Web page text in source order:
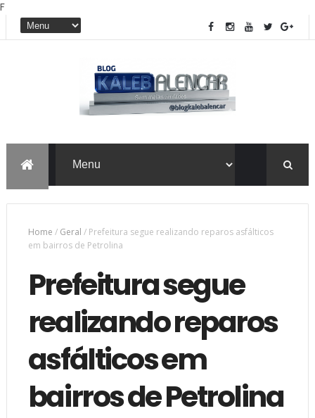
F
Home / Geral / Prefeitura segue realizando reparos asfálticos
em bairros de Petrolina
Prefeitura segue
realizando reparos
asfálticos em
bairros de Petrolina